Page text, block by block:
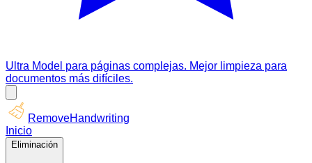
Ultra Model para páginas complejas. Mejor limpieza para
documentos más difíciles.
RemoveHandwriting
Inicio
Eliminación